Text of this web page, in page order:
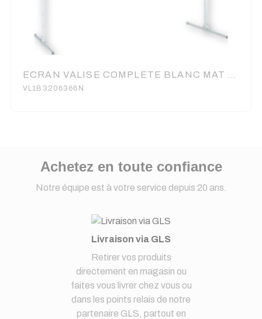
VL1B3206366N
Achetez en toute confiance
Notre équipe est à votre service depuis 20 ans.
Livraison via GLS
Retirer vos produits
directement en magasin ou
faites vous livrer chez vous ou
dans les points relais de notre
partenaire GLS, partout en